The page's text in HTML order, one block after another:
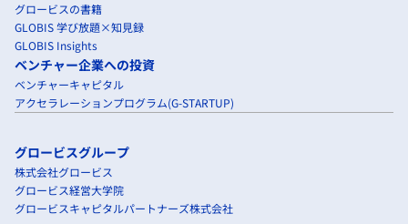
グロービスの書籍
GLOBIS 学び放題×知見録
GLOBIS Insights
ベンチャー企業への投資
ベンチャーキャピタル
アクセラレーションプログラム(G-STARTUP)
グロービスグループ
株式会社グロービス
グロービス経営大学院
グロービスキャピタルパートナーズ株式会社